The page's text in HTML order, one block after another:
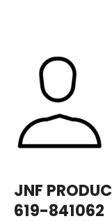
JNF
619-841062